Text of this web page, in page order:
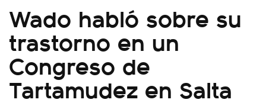
Wado habló sobre su
trastorno en un
Congreso de
Tartamudez en Salta